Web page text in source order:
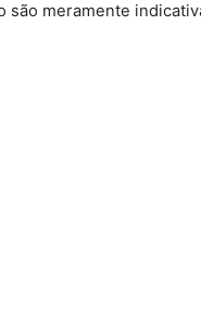
são meramente